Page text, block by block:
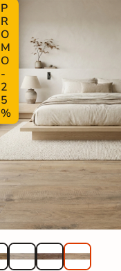
P
R
O
M
O
-
2
5
%